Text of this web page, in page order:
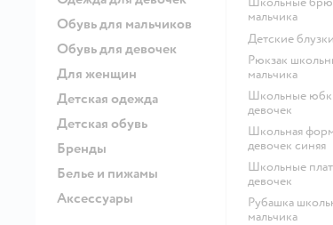
Обувь для мальчиков
Обувь для девочек
Для женщин
Детская одежда
Детская обувь
Бренды
Белье и пижамы
Аксессуары
мальчика
Детские
Рюкзак школьный для
мальчика
Школьные юбки для
девочек
Школьная форма для
девочек синяя
Школьные платья для
девочек
Рубашка школьная для
мальчика